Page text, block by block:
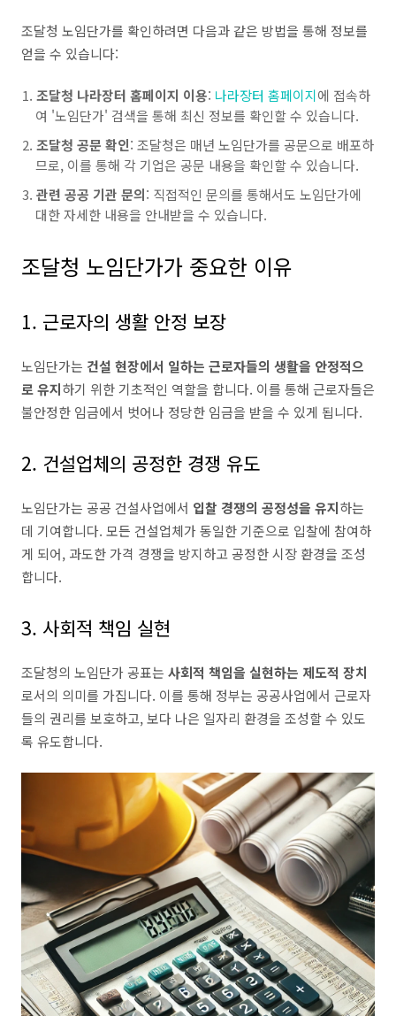
조달청 노임단가를 확인하려면 다음과 같은 방법을 통해 정보를
얻을 수 있습니다:
조달청 나라장터 홈페이지 이용: 나라장터 홈페이지에 접속하
여 '노임단가' 검색을 통해 최신 정보를 확인할 수 있습니다.
조달청 공문 확인: 조달청은 매년 노임단가를 공문으로 배포하
므로, 이를 통해 각 기업은 공문 내용을 확인할 수 있습니다.
관련 공공 기관 문의: 직접적인 문의를 통해서도 노임단가에
대한 자세한 내용을 안내받을 수 있습니다.
조달청 노임단가가 중요한 이유
1. 근로자의 생활 안정 보장
노임단가는 건설 현장에서 일하는 근로자들의 생활을 안정적으
로 유지하기 위한 기초적인 역할을 합니다. 이를 통해 근로자들은
불안정한 임금에서 벗어나 정당한 임금을 받을 수 있게 됩니다.
2. 건설업체의 공정한 경쟁 유도
노임단가는 공공 건설사업에서 입찰 경쟁의 공정성을 유지하는
데 기여합니다. 모든 건설업체가 동일한 기준으로 입찰에 참여하
게 되어, 과도한 가격 경쟁을 방지하고 공정한 시장 환경을 조성
합니다.
3. 사회적 책임 실현
조달청의 노임단가 공표는 사회적 책임을 실현하는 제도적 장치
로서의 의미를 가집니다. 이를 통해 정부는 공공사업에서 근로자
들의 권리를 보호하고, 보다 나은 일자리 환경을 조성할 수 있도
록 유도합니다.